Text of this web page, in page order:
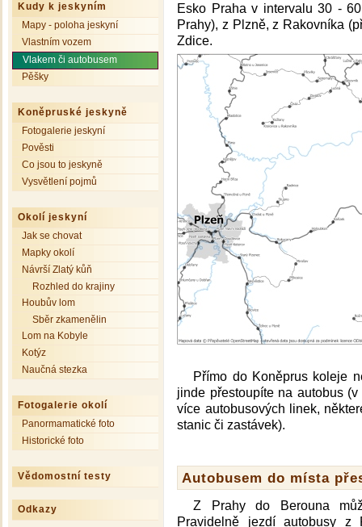
Esko Praha v intervalu 30 -
Prahy), z Plzně, z Rakovníka
Zdice.
Přímo do Koněprus koleje
jinde přestoupíte na autobus
více autobusových linek,
stanic či zastávek).
Autobusem do místa
Z Prahy do Berouna
Pravidelně jezdí autobusy z
Kudy k jeskyním
Mapy - poloha jeskyní
Vlastním vozem
Vlakem či autobusem
Pěšky
Koněpruské jeskyně
Fotogalerie jeskyní
Pověsti
Co jsou to jeskyně
Vysvětlení pojmů
Okolí jeskyní
Jak se chovat
Mapky okolí
Návrší Zlatý kůň
Rozhled do krajiny
Houbův lom
Sběr zkamenělin
Lom na Kobyle
Kotýz
Naučná stezka
Fotogalerie okolí
Panormamatické foto
Historické foto
Vědomostní testy
Odkazy